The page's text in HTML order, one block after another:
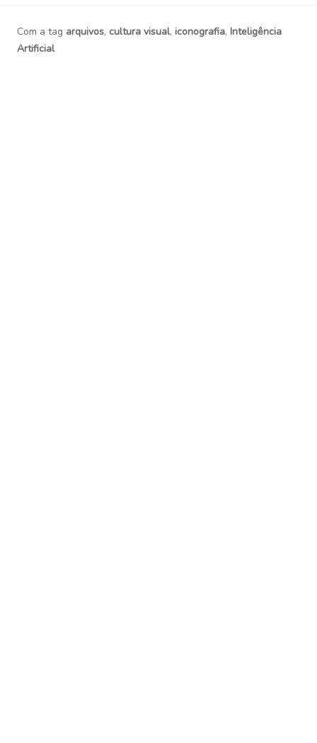
Com a tag arquivos, cultura visual, iconografia, Inteligência
Artificial